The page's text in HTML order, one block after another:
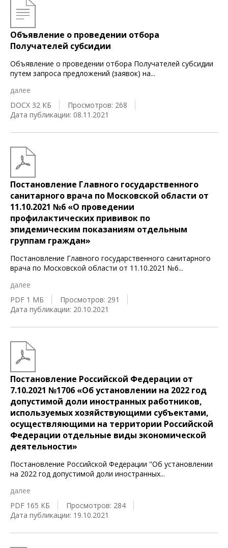
Объявление о проведении отбора
Получателей субсидии
Объявление о проведении отбора Получателей субсидии
путем запроса предложений (заявок) на...
далее
DOCX 32 КБ
Просмотров: 268
Дата публикации: 08.11.2021
Постановление Главного государственного
санитарного врача по Московской области от
11.10.2021 №6 «О проведении
профилактических прививок по
эпидемическим показаниям отдельным
группам граждан»
Постановление Главного государственного санитарного
врача по Московской области от 11.10.2021 №6...
далее
PDF 1 МБ
Просмотров: 291
Дата публикации: 20.10.2021
Постановление Российской Федерации от
7.10.2021 №1706 «Об установлении на 2022 год
допустимой доли иностранных работников,
используемых хозяйствующими субъектами,
осуществляющими на территории Российской
Федерации отдельные виды экономической
деятельности»
Постановление Российской Федерации "Об установлении
на 2022 год допустимой доли иностранных...
далее
PDF 165 КБ
Просмотров: 284
Дата публикации: 19.10.2021